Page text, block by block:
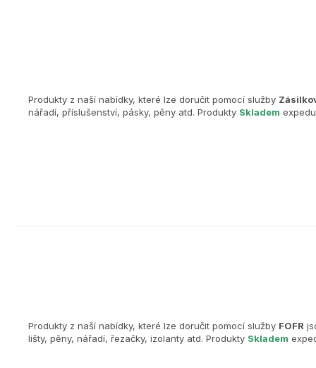
Produkty z naší nabídky, které lze doručit pomocí služby
nářadí, příslušenství, pásky, pěny atd. Produkty Skladem
Produkty z naší nabídky, které lze doručit pomocí služby FOFR
lišty, pěny, nářadí, řezačky, izolanty atd. Produkty Skladem